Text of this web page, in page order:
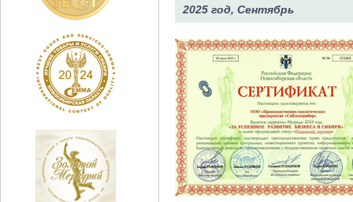
2025 год, Сентябрь